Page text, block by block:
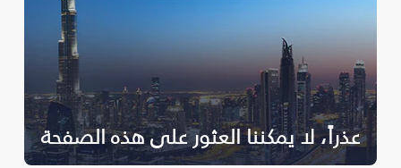
عذراً، لا يمكننا العثور على هذه الصفحة